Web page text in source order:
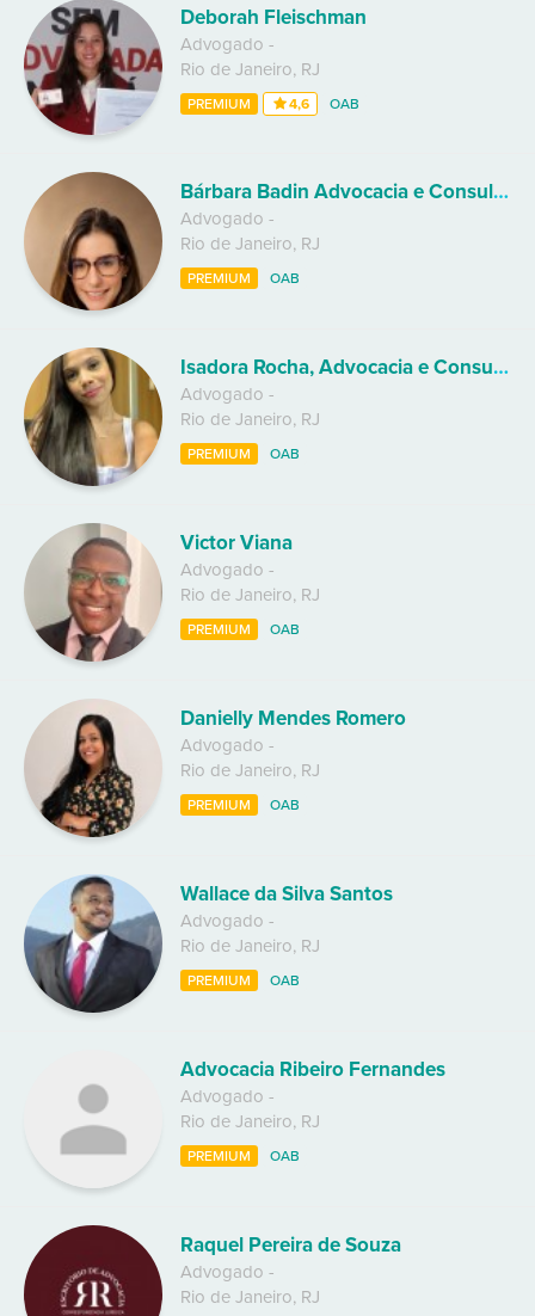
Deborah Fleischman
Advogado -
Rio de Janeiro, RJ
PREMIUM 4,6 OAB
Bárbara Badin Advocacia e Consultoria Jurídica
Advogado -
Rio de Janeiro, RJ
PREMIUM OAB
Isadora Rocha, Advocacia e Consultoria Jurídica
Advogado -
Rio de Janeiro, RJ
PREMIUM OAB
Victor Viana
Advogado -
Rio de Janeiro, RJ
PREMIUM OAB
Danielly Mendes Romero
Advogado -
Rio de Janeiro, RJ
PREMIUM OAB
Wallace da Silva Santos
Advogado -
Rio de Janeiro, RJ
PREMIUM OAB
Advocacia Ribeiro Fernandes
Advogado -
Rio de Janeiro, RJ
PREMIUM OAB
Raquel Pereira de Souza
Advogado -
Rio de Janeiro, RJ